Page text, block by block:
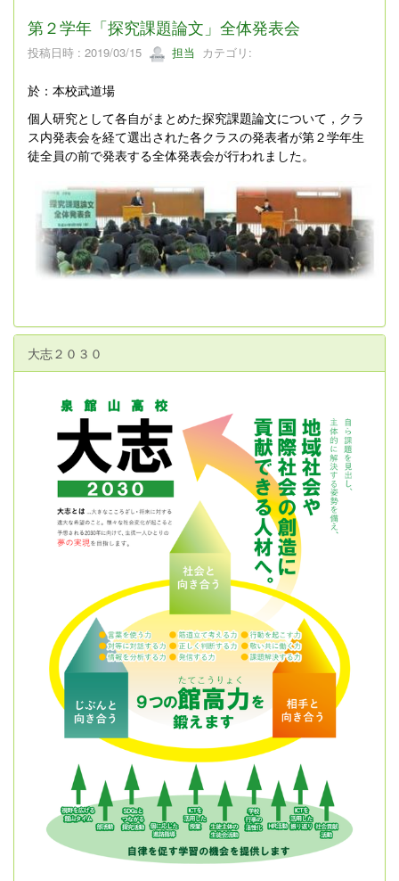
第２学年「探究課題論文」全体発表会
投稿日時 : 2019/03/15 担当 カテゴリ:
於：本校武道場
個人研究として各自がまとめた探究課題論文について，クラ
ス内発表会を経て選出された各クラスの発表者が第２学年生
徒全員の前で発表する全体発表会が行われました。
大志２０３０